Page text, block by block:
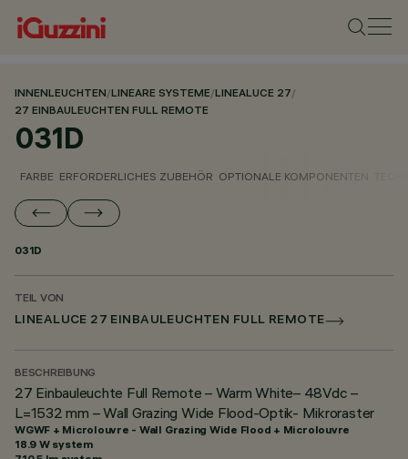
INNENLEUCHTEN/LINEARE SYSTEME/LINEALUCE 27/
27 EINBAULEUCHTEN FULL REMOTE
031D
FARBE ERFORDERLICHES ZUBEHÖR OPTIONALE KOMPONENTEN
031D
TEIL VON
LINEALUCE 27 EINBAULEUCHTEN FULL REMOTE
BESCHREIBUNG
27 Einbauleuchte Full Remote – Warm White– 48Vdc –
L=1532 mm – Wall Grazing Wide Flood-Optik- Mikroraster
WGWF + Microlouvre - Wall Grazing Wide Flood + Microlouvre
18.9 W system